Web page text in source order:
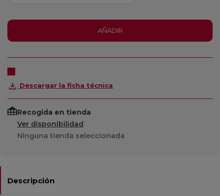
AÑADIR
Descargar la ficha técnica
Recogida en tienda
Ver disponibilidad
Ninguna tienda seleccionada
Descripción